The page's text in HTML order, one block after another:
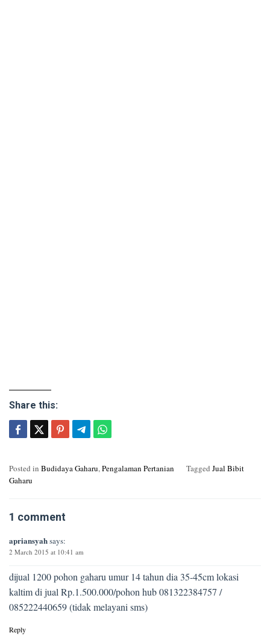
Share this:
Posted in Budidaya Gaharu,Pengalaman Pertanian Tagged Jual Bibit
Gaharu
1 comment
apriansyahsays:
2 March 2015 at 10:41 am
dijual 1200 pohon gaharu umur 14 tahun dia 35-45cm lokasi
kaltim di jual Rp.1.500.000/pohon hub 081322384757 /
085222440659 (tidak melayani sms)
Reply